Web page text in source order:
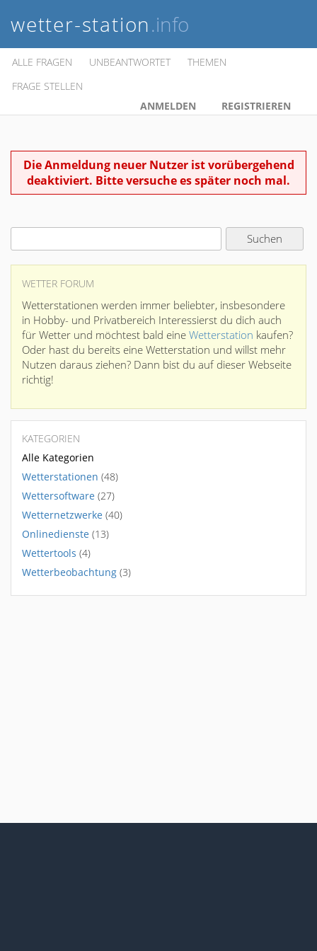
wetter-station.info
ALLE FRAGEN UNBEANTWORTET
THEMEN
FRAGE STELLEN
ANMELDEN
REGISTRIEREN
Die Anmeldung neuer Nutzer ist vorübergehend
deaktiviert. Bitte versuche es später noch mal.
WETTER FORUM
Wetterstationen werden immer beliebter, insbesondere
in Hobby- und Privatbereich Interessierst du dich auch
für Wetter und möchtest bald eine Wetterstation kaufen?
Oder hast du bereits eine Wetterstation und willst mehr
Nutzen daraus ziehen? Dann bist du auf dieser Webseite
richtig!
KATEGORIEN
Alle Kategorien
Wetterstationen (48)
Wettersoftware (27)
Wetternetzwerke (40)
Onlinedienste (13)
Wettertools (4)
Wetterbeobachtung (3)